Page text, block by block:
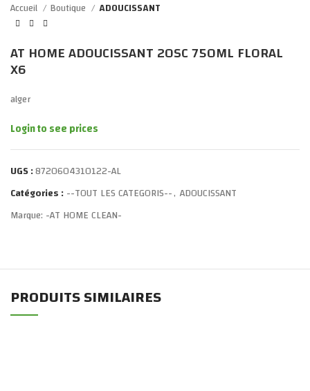
Accueil Boutique ADOUCISSANT
AT HOME ADOUCISSANT 20SC 750ML FLORAL
X6
alger
Login to see prices
UGS :8720604310122-AL
Catégories :--TOUT LES CATEGORIS--, ADOUCISSANT
Marque: -AT HOME CLEAN-
PRODUITS SIMILAIRES